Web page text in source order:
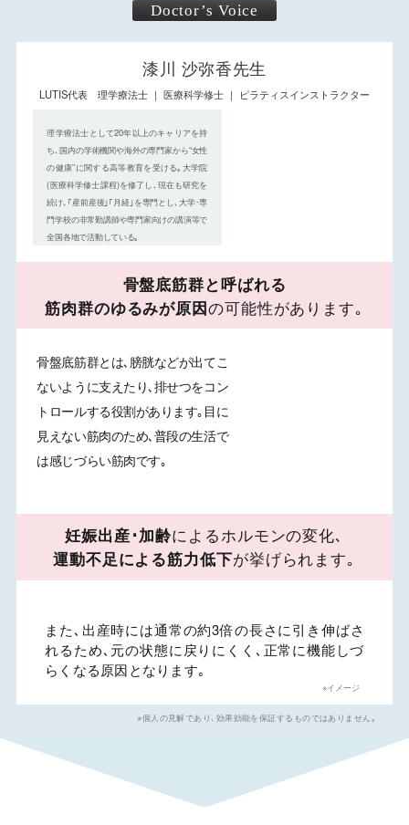
Doctor’s Voice
漆川 沙弥香先生
LUTIS代表 理学療法士 ｜ 医療科学修士 ｜ ピラティスインストラクター
理学療法士として20年以上のキャリアを持
ち､国内の学術機関や海外の専門家から“女性
の健康”に関する高等教育を受ける｡大学院
(医療科学修士課程)を修了し､現在も研究を
続け､｢産前産後｣｢月経｣を専門とし､大学･専
門学校の非常勤講師や専門家向けの講演等で
全国各地で活動している｡
骨盤底筋群と呼ばれる
筋肉群のゆるみが原因の可能性があります｡
骨盤底筋群とは､膀胱などが出てこ
ないように支えたり､排せつをコン
トロールする役割があります｡ 目に
見えない筋肉のため､普段の生活で
は感じづらい筋肉です｡
妊娠出産･加齢によるホルモンの変化､
運動不足による筋力低下が挙げられます｡
また､ 出産時には通常の約3倍の長さに引き伸ばさ
れるため､ 元の状態に戻りにくく､正常に機能しづ
らくなる原因となります｡
※イメージ
※個人の見解であり､効果効能を保証するものではありません｡